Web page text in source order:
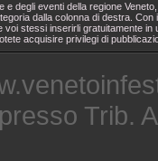
e degli eventi della regione
dalla colonna di destra.
voi stessi inserirli gratuitamente
acquisire privilegi di
Trib.